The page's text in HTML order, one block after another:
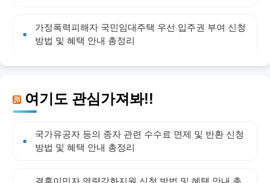
가정폭력피해자 국민임대주택 우선 입주권 부여 신청
방법 및 혜택 안내 총정리
여기도 관심가져봐!!
국가유공자 등의 종자 관련 수수료 면제 및 반환 신청
방법 및 혜택 안내 총정리
결혼이민자 역량강화지원 신청 방법 및 혜택 안내 총